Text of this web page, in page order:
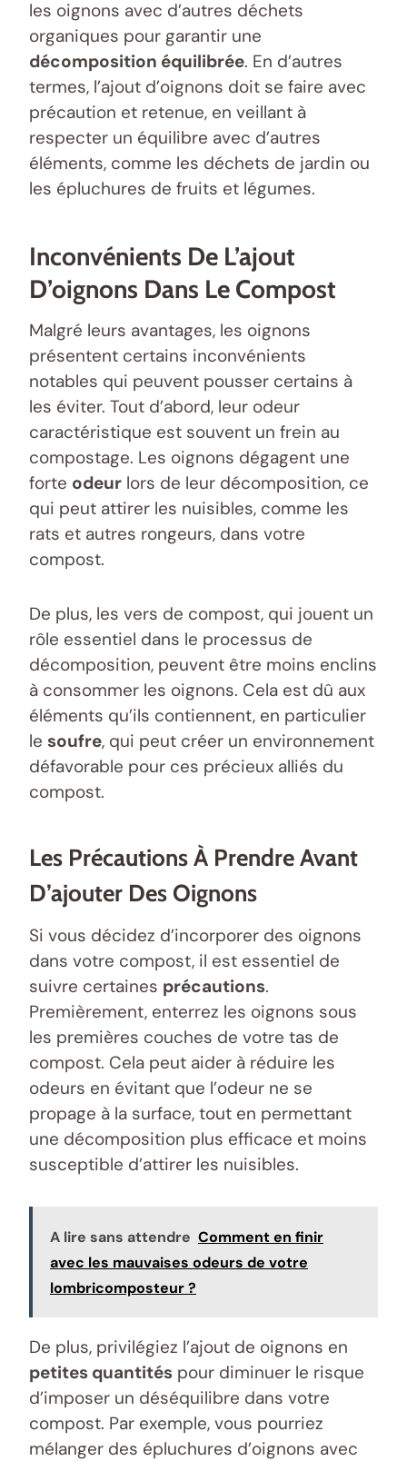
les oignons avec d’autres déchets
organiques pour garantir une
décomposition équilibrée. En d’autres
termes, l’ajout d’oignons doit se faire avec
précaution et retenue, en veillant à
respecter un équilibre avec d’autres
éléments, comme les déchets de jardin ou
les épluchures de fruits et légumes.
Inconvénients De L’ajout
D’oignons Dans Le Compost
Malgré leurs avantages, les oignons
présentent certains inconvénients
notables qui peuvent pousser certains à
les éviter. Tout d’abord, leur odeur
caractéristique est souvent un frein au
compostage. Les oignons dégagent une
forte odeur lors de leur décomposition, ce
qui peut attirer les nuisibles, comme les
rats et autres rongeurs, dans votre
compost.
De plus, les vers de compost, qui jouent un
rôle essentiel dans le processus de
décomposition, peuvent être moins enclins
à consommer les oignons. Cela est dû aux
éléments qu’ils contiennent, en particulier
le soufre, qui peut créer un environnement
défavorable pour ces précieux alliés du
compost.
Les Précautions À Prendre Avant
D’ajouter Des Oignons
Si vous décidez d’incorporer des oignons
dans votre compost, il est essentiel de
suivre certaines précautions.
Premièrement, enterrez les oignons sous
les premières couches de votre tas de
compost. Cela peut aider à réduire les
odeurs en évitant que l’odeur ne se
propage à la surface, tout en permettant
une décomposition plus efficace et moins
susceptible d’attirer les nuisibles.
A lire sans attendre Comment en finir
avec les mauvaises odeurs de votre
lombricomposteur ?
De plus, privilégiez l’ajout de oignons en
petites quantités pour diminuer le risque
d’imposer un déséquilibre dans votre
compost. Par exemple, vous pourriez
mélanger des épluchures d’oignons avec